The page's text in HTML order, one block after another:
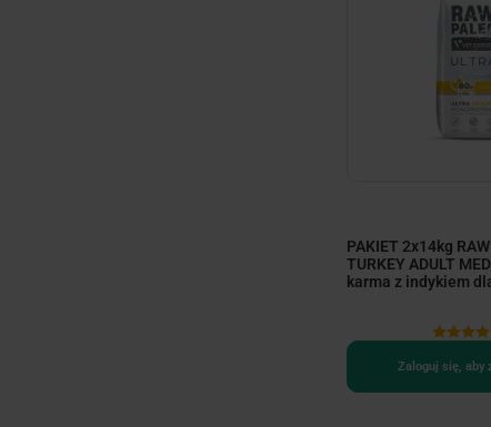
PAKIET 2x14kg
TURKEY ADULT
karma z indykiem
Zaloguj się, aby